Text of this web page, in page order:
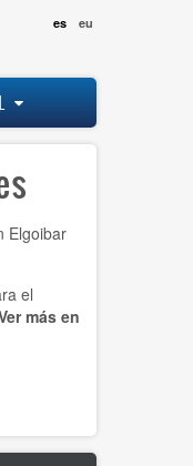
es eu
Elgoibar
el
más en